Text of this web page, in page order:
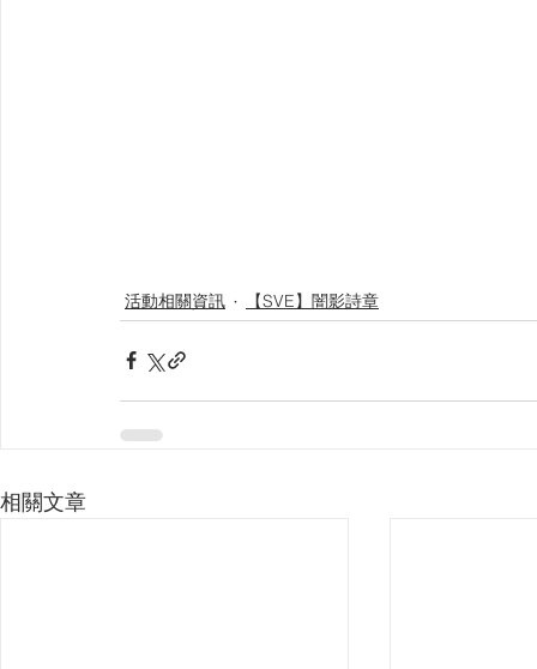
活動相關資訊 【SVE】闇影詩章
相關文章